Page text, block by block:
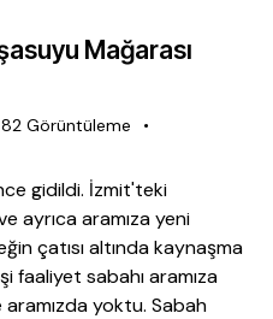
Mağarası
82 Görüntüleme
gidildi. İzmit'teki
ayrıca aramıza yeni
çatısı altında kaynaşma
faaliyet sabahı aramıza
yoktu. Sabah